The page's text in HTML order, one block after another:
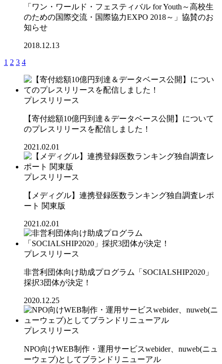
「ワン・ワールド・フェスティバル for Youth～高校生
のための国際交流・国際協力EXPO 2018～」協賛のお
知らせ
2018.12.13
1 2 3 4
プレスリリース
【寄付総額10億円到達＆データベース公開】について
のプレスリリースを配信しました！
2021.02.01
プレスリリース
【メディグル】連携登録医数ランキング独⾃調査レポ
ート 関東版
2021.02.01
プレスリリース
非営利団体向け助成プログラム「SOCIALSHIP2020」
採択3団体が決定！
2020.12.25
プレスリリース
NPO向けWEB制作・運用サービスwebider、nuweb(ニュ
ーウェブ)としてブランドリニューアル